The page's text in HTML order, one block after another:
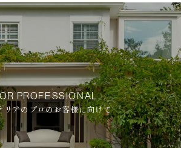
PROFESSIONAL
リアのプロのお客様に向けて